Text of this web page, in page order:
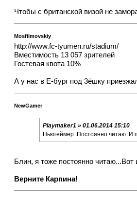
Чтобы с британской визой не
Mosfilmovskiy
http://www.fc-tyumen.ru/stadium/
Вместимость 13 057 зрителей
Гостевая квота 10%
А у нас в Е-бург под 3ёшку
NewGamer
Playmaker1 » 01.06.2014 15:10
Ньюгеймер. Постоянно читаю. И
Блин, я тоже постоянно
Верните Карпина!